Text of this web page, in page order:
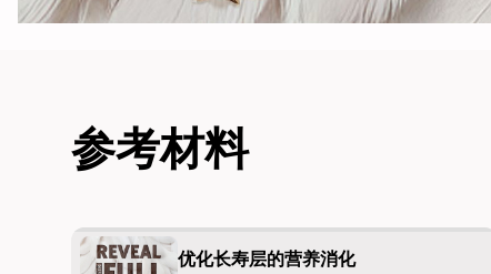
参考材料
优化长寿层的营养消化